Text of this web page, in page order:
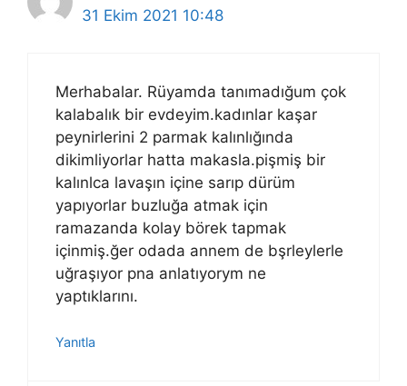
31 Ekim 2021 10:48
Merhabalar. Rüyamda tanımadığum çok
kalabalık bir evdeyim.kadınlar kaşar
peynirlerini 2 parmak kalınlığında
dikimliyorlar hatta makasla.pişmiş bir
kalınlca lavaşın içine sarıp dürüm
yapıyorlar buzluğa atmak için
ramazanda kolay börek tapmak
içinmiş.ğer odada annem de bşrleylerle
uğraşıyor pna anlatıyorym ne
yaptıklarını.
Yanıtla